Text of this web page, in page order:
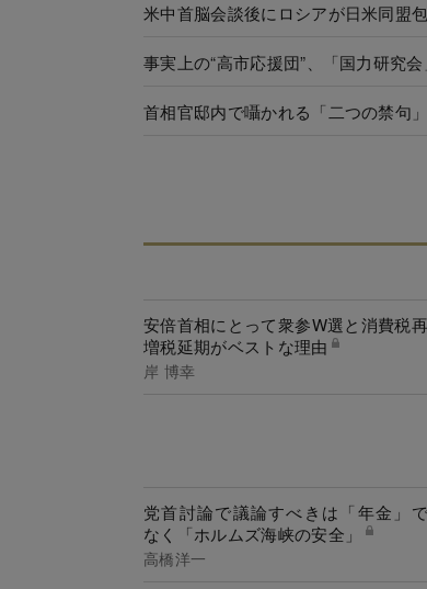
米中首脳会談後にロシアが日米同盟
事実上の“高市応援団”、「国力研究
首相官邸内で囁かれる「二つの禁句
安倍首相にとって衆参W選と消費税再
増税延期がベストな理由
岸 博幸
党首討論で議論すべきは「年金」で
なく「ホルムズ海峡の安全」
高橋洋一